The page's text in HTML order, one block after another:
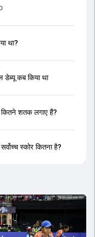
था?
कब किया था
शतक लगाए हैं?
स्कोर कितना है?